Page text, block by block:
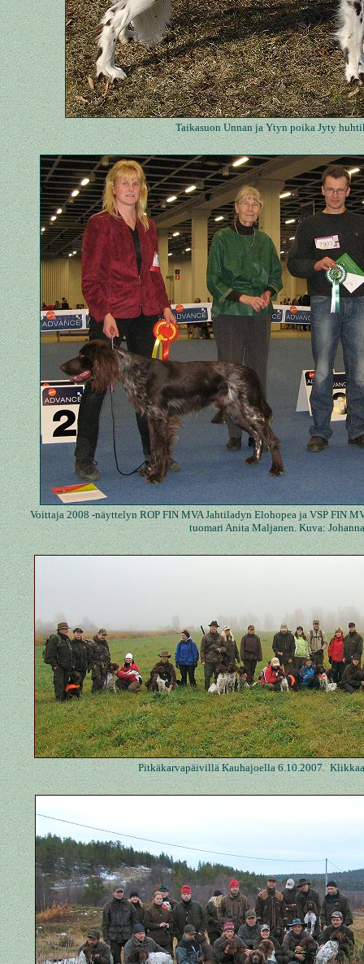
Taikasuon Unnan ja Ytyn poika Jyty
Voittaja 2008 -näyttelyn ROP FIN MVA Jahtiladyn Elohopea ja VSP FIN
tuomari Anita Maljanen. Kuva:
Pitkäkarvapäivillä Kauhajoella 6.10.2007.